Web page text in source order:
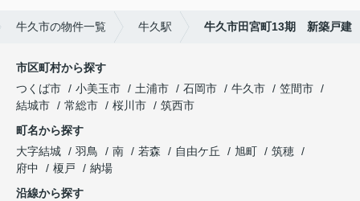
牛久市の物件一覧 牛久駅 牛久市田宮町13期 新築戸建
市区町村から探す
つくば市
小美玉市 土浦市 石岡市 牛久市
笠間市
結城市
常総市 桜川市
筑西市
町名から探す
大字結城
羽鳥 南 若森 自由ケ丘 旭町
筑穂
府中
榎戸
納場
沿線から探す